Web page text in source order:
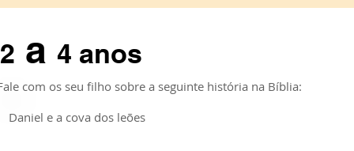
2 a 4 anos
com os seu filho sobre a seguinte história na Bíblia:
Daniel e a cova dos leões